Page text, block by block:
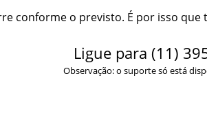
conforme o previsto. É por isso
Ligue para (11)
Observação: o suporte só está